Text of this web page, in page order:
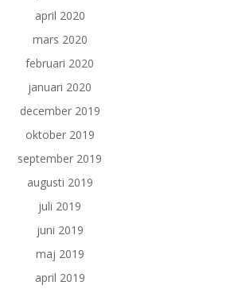
april 2020
mars 2020
februari 2020
januari 2020
december 2019
oktober 2019
september 2019
augusti 2019
juli 2019
juni 2019
maj 2019
april 2019